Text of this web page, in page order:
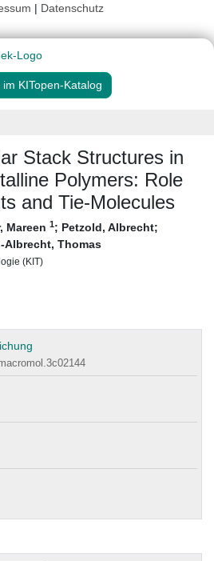
| Datenschutz
im KITopen-Katalog
Stack Structures in
Polymers: Role
and Tie-Molecules
Mareen 1; Petzold, Albrecht;
Albrecht, Thomas
(KIT)